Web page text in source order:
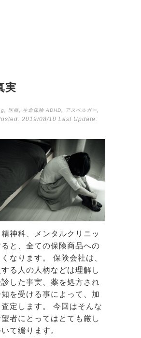
実
医療 生命保険 ADHD アスペルガー
2019/08/10 Last Update:
神科、メンタルクリニッ
と、全ての保険商品への
なります。 保険会社は、
る人の人柄などは理解し
診した事実、薬を処方され
を受ける事によって、加
査定します。 今回はそんな
者にとってはとても厳し
て綴ります。